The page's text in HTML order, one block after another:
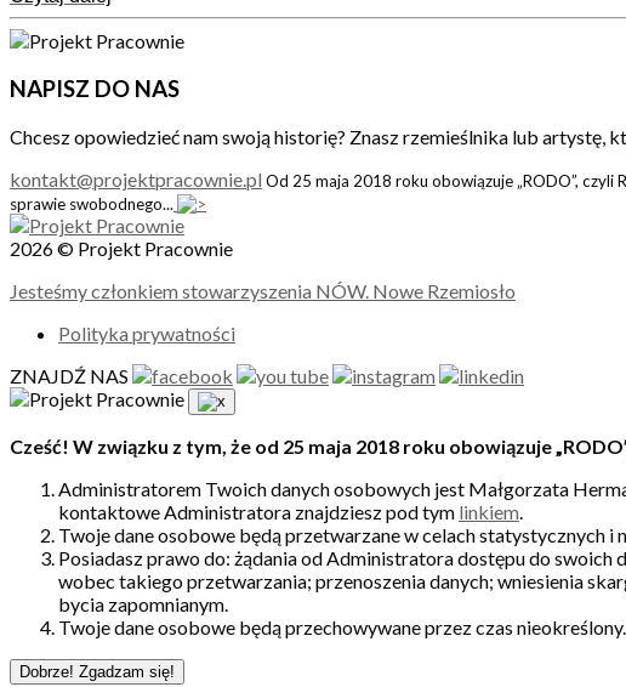
NAPISZ DO NAS
Chcesz opowiedzieć nam swoją historię? Znasz rzemieślnika lub artystę,
kontakt@projektpracownie.pl Od 25 maja 2018 roku obowiązuje „RODO”,
sprawie swobodnego...
2026 © Projekt Pracownie
Jesteśmy członkiem stowarzyszenia NÓW. Nowe Rzemiosło
Polityka prywatności
ZNAJDŹ NAS
Cześć! W związku z tym, że od 25 maja 2018 roku obowiązuje
Administratorem Twoich danych osobowych jest Małgorzata
kontaktowe Administratora znajdziesz pod tym linkiem
Twoje dane osobowe będą przetwarzane w celach statystycznych i
Posiadasz prawo do: żądania od Administratora dostępu do
wobec takiego przetwarzania; przenoszenia danych; wniesienia
bycia zapomnianym.
Twoje dane osobowe będą przechowywane przez czas nieokreślony.
Dobrze! Zgadzam się!